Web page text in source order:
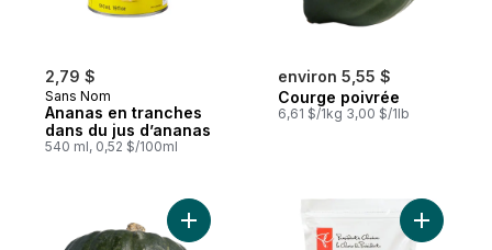
2,79 $
Sans Nom
Ananas en tranches
dans du jus d’ananas
540 ml, 0,52 $/100ml
environ 5,55 $
Courge poivrée
6,61 $/1kg 3,00 $/1lb
Ajouter Courges Buttercup au panierAjouter